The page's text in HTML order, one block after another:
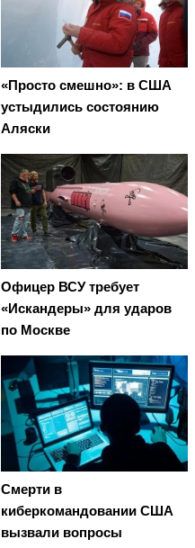
«Просто смешно»: в США
устыдились состоянию
Аляски
Офицер ВСУ требует
«Искандеры» для ударов
по Москве
Смерти в
киберкомандовании США
вызвали вопросы